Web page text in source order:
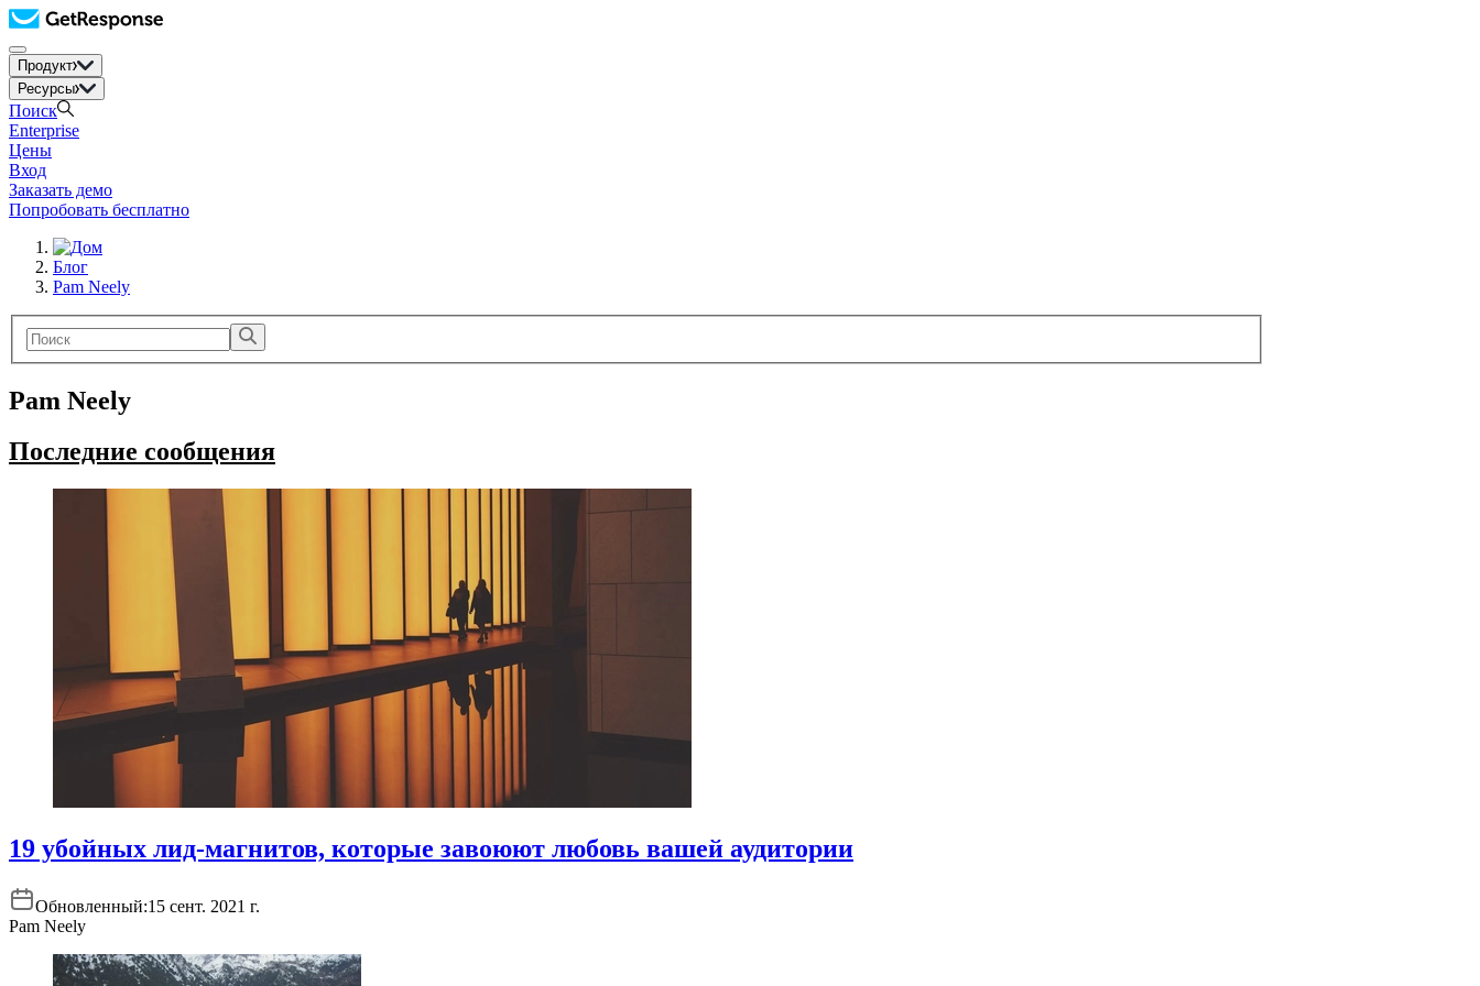
Продукт
Ресурсы
Поиск
Enterprise
Цены
Вход
Заказать демо
Попробовать бесплатно
Блог
Pam Neely
Pam Neely
Последние сообщения
19 убойных лид-магнитов, которые завоюют любовь вашей аудитории
Обновленный:15 сент. 2021 г.
Pam Neely